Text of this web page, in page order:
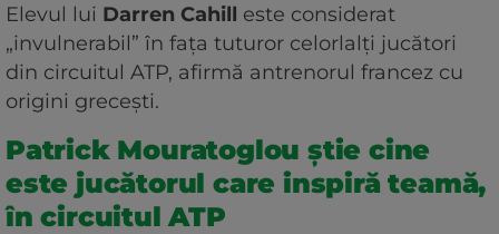
Elevul lui Darren Cahill este considerat
„invulnerabil” în fața tuturor celorlalți jucători
din circuitul ATP, afirmă antrenorul francez cu
origini grecești.
Patrick Mouratoglou știe cine
este jucătorul care inspiră teamă,
în circuitul ATP